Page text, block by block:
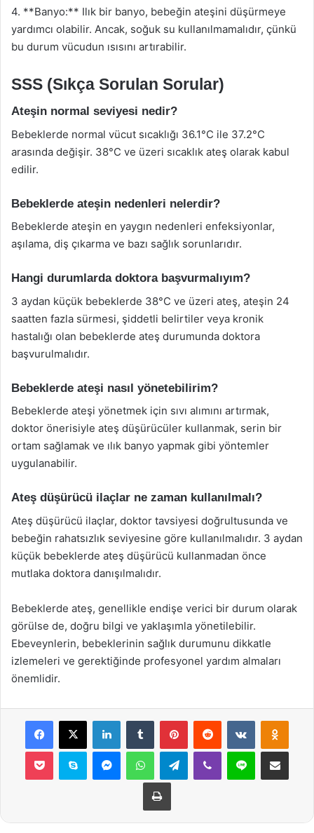
4. **Banyo:** Ilık bir banyo, bebeğin ateşini düşürmeye
yardımcı olabilir. Ancak, soğuk su kullanılmamalıdır, çünkü
bu durum vücudun ısısını artırabilir.
SSS (Sıkça Sorulan Sorular)
Ateşin normal seviyesi nedir?
Bebeklerde normal vücut sıcaklığı 36.1°C ile 37.2°C
arasında değişir. 38°C ve üzeri sıcaklık ateş olarak kabul
edilir.
Bebeklerde ateşin nedenleri nelerdir?
Bebeklerde ateşin en yaygın nedenleri enfeksiyonlar,
aşılama, diş çıkarma ve bazı sağlık sorunlarıdır.
Hangi durumlarda doktora başvurmalıyım?
3 aydan küçük bebeklerde 38°C ve üzeri ateş, ateşin 24
saatten fazla sürmesi, şiddetli belirtiler veya kronik
hastalığı olan bebeklerde ateş durumunda doktora
başvurulmalıdır.
Bebeklerde ateşi nasıl yönetebilirim?
Bebeklerde ateşi yönetmek için sıvı alımını artırmak,
doktor önerisiyle ateş düşürücüler kullanmak, serin bir
ortam sağlamak ve ılık banyo yapmak gibi yöntemler
uygulanabilir.
Ateş düşürücü ilaçlar ne zaman kullanılmalı?
Ateş düşürücü ilaçlar, doktor tavsiyesi doğrultusunda ve
bebeğin rahatsızlık seviyesine göre kullanılmalıdır. 3 aydan
küçük bebeklerde ateş düşürücü kullanmadan önce
mutlaka doktora danışılmalıdır.
Bebeklerde ateş, genellikle endişe verici bir durum olarak
görülse de, doğru bilgi ve yaklaşımla yönetilebilir.
Ebeveynlerin, bebeklerinin sağlık durumunu dikkatle
izlemeleri ve gerektiğinde profesyonel yardım almaları
önemlidir.
Facebook
X LinkedInTumblr PinterestReddit VKontakte
Pocket Skype MessengerWhatsAppTelegramViber Line E-Posta ile
Yazdır